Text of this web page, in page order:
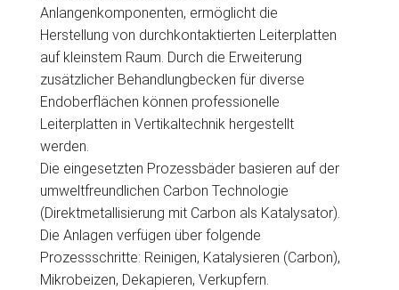
Anlangenkomponenten, ermöglicht die
Herstellung von durchkontaktierten Leiterplatten
auf kleinstem Raum. Durch die Erweiterung
zusätzlicher Behandlungbecken für diverse
Endoberflächen können professionelle
Leiterplatten in Vertikaltechnik hergestellt
werden.
Die eingesetzten Prozessbäder basieren auf der
umweltfreundlichen Carbon Technologie
(Direktmetallisierung mit Carbon als Katalysator).
Die Anlagen verfügen über folgende
Prozessschritte: Reinigen, Katalysieren (Carbon),
Mikrobeizen, Dekapieren, Verkupfern.